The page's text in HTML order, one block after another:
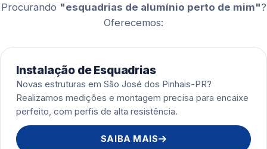
Procurando "esquadrias de alumínio perto de mim"?
Oferecemos:
Instalação de Esquadrias
Novas estruturas em São José dos Pinhais-PR?
Realizamos medições e montagem precisa para encaixe
perfeito, com perfis de alta resistência.
SAIBA MAIS